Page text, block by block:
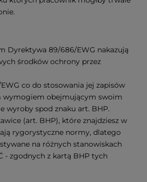
Dyrektywa 89/686/EWG nakazują
środków ochrony przez
co do stosowania jej zapisów
wymogiem obejmującym swoim
wyroby spod znaku art. BHP.
(art. BHP), które znajdziesz w
rygorystyczne normy, dlatego
na różnych stanowiskach
- zgodnych z kartą BHP tych